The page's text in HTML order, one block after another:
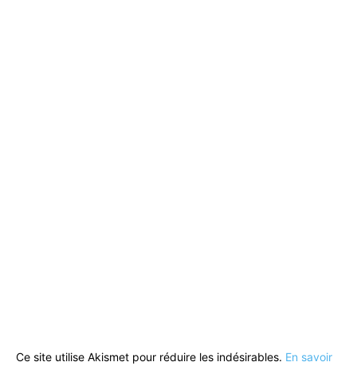
Ce site utilise Akismet pour réduire les indésirables. En savoir